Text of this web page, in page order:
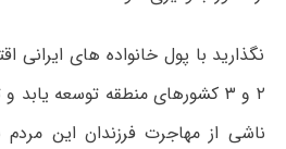
نگذارید با پول خانواده های ایرانی
۲ و ۳ کشورهای منطقه توسعه
ناشی از مهاجرت فرزندان این مردم